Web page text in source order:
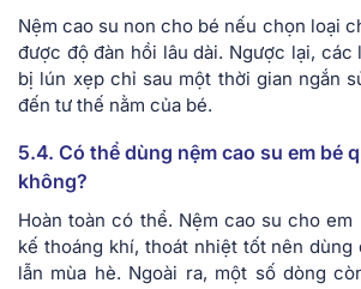
Nệm cao su non cho bé nếu chọn loại
được độ đàn hồi lâu dài. Ngược lại, các
bị lún xẹp chỉ sau một thời gian ngắn
đến tư thế nằm của bé.
5.4. Có thể dùng nệm cao su em bé
không?
Hoàn toàn có thể. Nệm cao su cho
kế thoáng khí, thoát nhiệt tốt nên dùng
lẫn mùa hè. Ngoài ra, một số dòng